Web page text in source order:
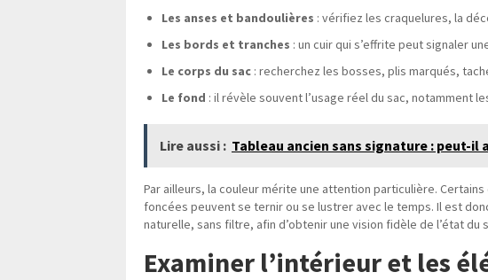
Les anses et bandoulières : vérifiez les craquelures, la
Les bords et tranches : un cuir qui s’effrite peut signaler
Le corps du sac : recherchez les bosses, plis marqués,
Le fond : il révèle souvent l’usage réel du sac, notamment
Lire aussi : Tableau ancien sans signature : peut-il
Par ailleurs, la couleur mérite une attention particulière.
foncées peuvent se ternir ou se lustrer avec le temps. Il est
naturelle, sans filtre, afin d’obtenir une vision fidèle de l’état du
Examiner l’intérieur et les